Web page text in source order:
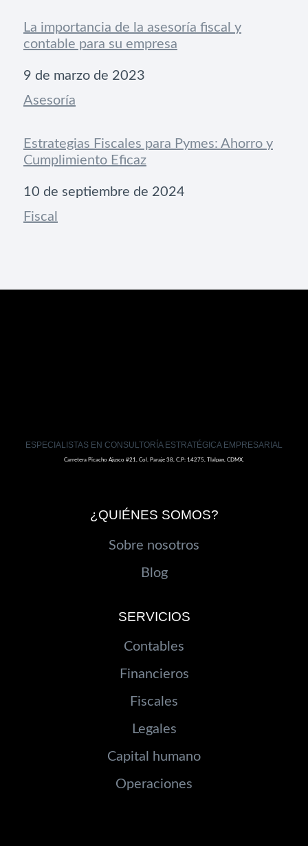
La importancia de la asesoría fiscal y
contable para su empresa
Fecha
9 de marzo de 2023
Respecto a
Asesoría
Estrategias Fiscales para Pymes: Ahorro y
Cumplimiento Eficaz
Fecha
10 de septiembre de 2024
Respecto a
Fiscal
ESPECIALISTAS EN CONSULTORÍA ESTRATÉGICA EMPRESARIAL
Carretera Picacho Ajusco #21, Col. Paraje 38, C.P: 14275, Tlalpan, CDMX.
¿QUIÉNES SOMOS?
Sobre nosotros
Blog
SERVICIOS
Contables
Financieros
Fiscales
Legales
Capital humano
Operaciones